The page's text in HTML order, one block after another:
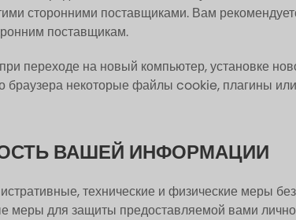
сторонними поставщиками. Вам
поставщикам.
переходе на новый компьютер, установке
некоторые файлы cookie, плагины или
ВАШЕЙ ИНФОРМАЦИИ
технические и физические меры
меры для защиты предоставляемой вами